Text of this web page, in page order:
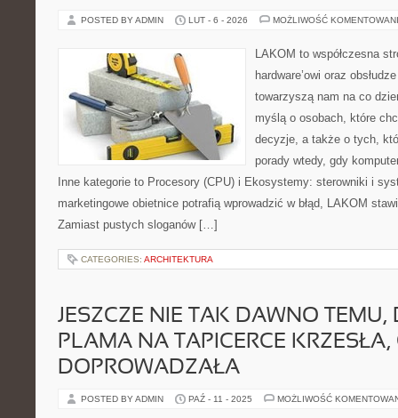
POSTED BY ADMIN LUT - 6 - 2026 MOŻLIWOŚĆ
LAKOM to współczesna
hardware’owi oraz
towarzyszą nam na co
myślą o osobach, które
decyzje, a także o tych,
porady wtedy, gdy
Inne kategorie to Procesory (CPU) i Ekosystemy: sterowniki i
marketingowe obietnice potrafią wprowadzić w błąd, LAKOM
Zamiast pustych sloganów […]
CATEGORIES: ARCHITEKTURA
JESZCZE NIE TAK DAWNO
PLAMA NA TAPICERCE
DOPROWADZAŁA
POSTED BY ADMIN PAŹ - 11 - 2025 MOŻLIWOŚĆ